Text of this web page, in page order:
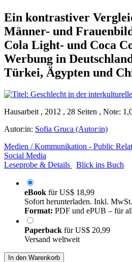
Ein kontrastiver
Männer- und
Cola Light- und Coca
Werbung in
Türkei, Ägypten und
Hausarbeit , 2012 , 28 Seiten , Note:
Autor:in: Sofia Gruca (Autor:in)
Medien / Kommunikation - Public
Social Media
Leseprobe & Details
Blick ins Buch
eBook fürUS$ 18,99
Sofort herunterladen. Inkl. MwSt.
Format: PDF und ePUB – für
Paperback fürUS$ 20,99
Versand weltweit
In den Warenkorb